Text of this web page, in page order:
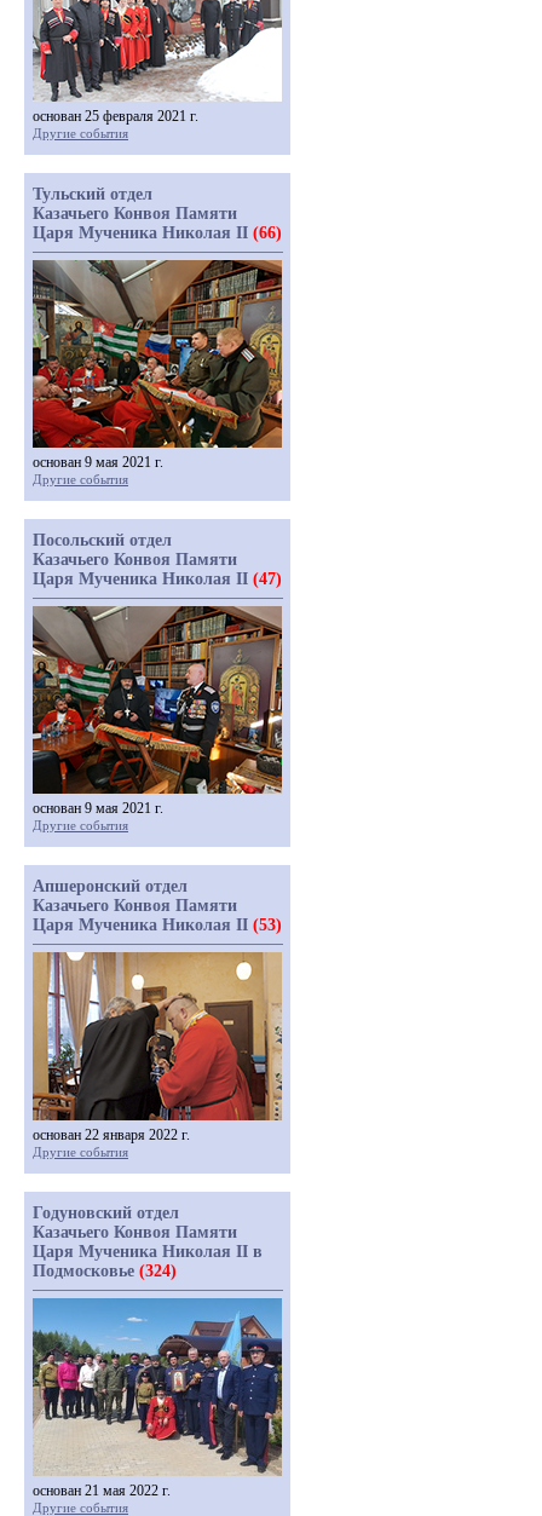
основан 25 февраля 2021 г.
Другие события
Тульский отдел
Казачьего Конвоя Памяти
Царя Мученика Николая II (66)
основан 9 мая 2021 г.
Другие события
Посольский отдел
Казачьего Конвоя Памяти
Царя Мученика Николая II (47)
основан 9 мая 2021 г.
Другие события
Апшеронский отдел
Казачьего Конвоя Памяти
Царя Мученика Николая II (53)
основан 22 января 2022 г.
Другие события
Годуновский отдел
Казачьего Конвоя Памяти
Царя Мученика Николая II в
Подмосковье (324)
основан 21 мая 2022 г.
Другие события